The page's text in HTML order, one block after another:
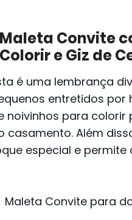
Maleta Convite
Colorir e Giz de
é uma lembrança
entretidos por
noivinhos para
casamento. Além
especial e